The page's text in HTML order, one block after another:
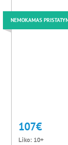
NEMOKAMAS
107€
Liko: 10+